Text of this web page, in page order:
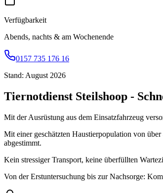
Verfügbarkeit
Abends, nachts & am Wochenende
0157 735 176 16
Stand: August 2026
Tiernotdienst Steilshoop -
Mit der Ausrüstung aus dem Einsatzfahrzeug
Mit einer geschätzten Haustierpopulation von
abgestimmt.
Kein stressiger Transport, keine überfüllten
Von der Erstuntersuchung bis zur Nachsorge: